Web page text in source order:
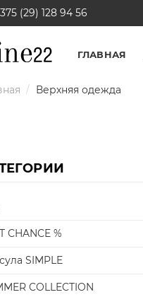
(29) 128 94 56
ГЛАВНАЯ
Верхняя одежда
CHANCE %
SIMPLE
COLLECTION